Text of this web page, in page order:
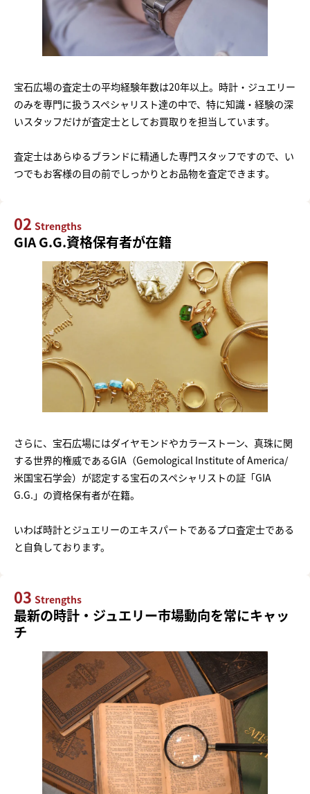
宝石広場の査定士の平均経験年数は20年以上。時計・ジュエリー
のみを専門に扱うスペシャリスト達の中で、特に知識・経験の深
いスタッフだけが査定士としてお買取りを担当しています。
査定士はあらゆるブランドに精通した専門スタッフですので、い
つでもお客様の目の前でしっかりとお品物を査定できます。
02 Strengths
GIA G.G.資格保有者が在籍
さらに、宝石広場にはダイヤモンドやカラーストーン、真珠に関
する世界的権威であるGIA（Gemological Institute of America/
米国宝石学会）が認定する宝石のスペシャリストの証「GIA
G.G.」の資格保有者が在籍。
いわば時計とジュエリーのエキスパートであるプロ査定士である
と自負しております。
03 Strengths
最新の時計・ジュエリー市場動向を常にキャッ
チ